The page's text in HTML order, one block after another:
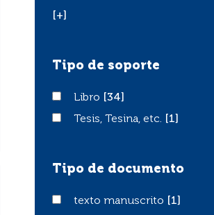
[+]
Tipo de soporte
LibroLibro
[34]
Tesis, Tesina, etc.
Tesis, Tesina, etc. [1]
Tipo de documento
texto manuscrito
texto manuscrito
[1]